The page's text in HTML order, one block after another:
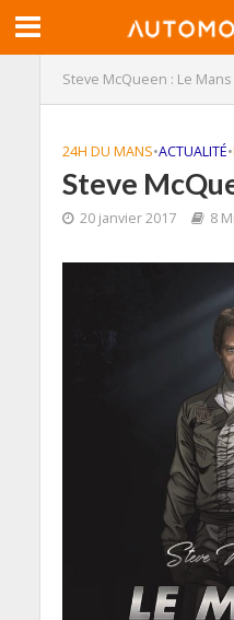
Steve McQueen : Le Mans
24H DU MANS•ACTUALITÉ•
Steve
20 janvier 2017 8